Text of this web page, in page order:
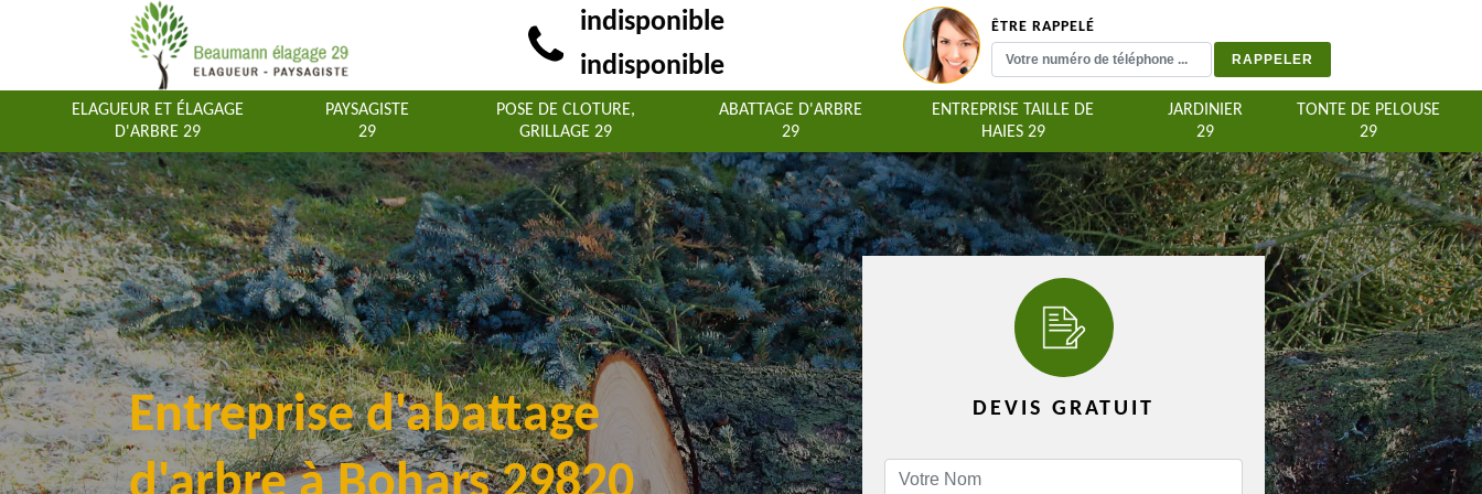
indisponible
indisponible
ÊTRE RAPPELÉ
ELAGUEUR ET ÉLAGAGE
D'ARBRE 29
PAYSAGISTE
29
POSE DE CLOTURE,
GRILLAGE 29
ABATTAGE D'ARBRE
29
ENTREPRISE TAILLE DE
HAIES 29
JARDINIER
29
TONTE DE PELOUSE
29
Entreprise d'abattage
DEVIS GRATUIT